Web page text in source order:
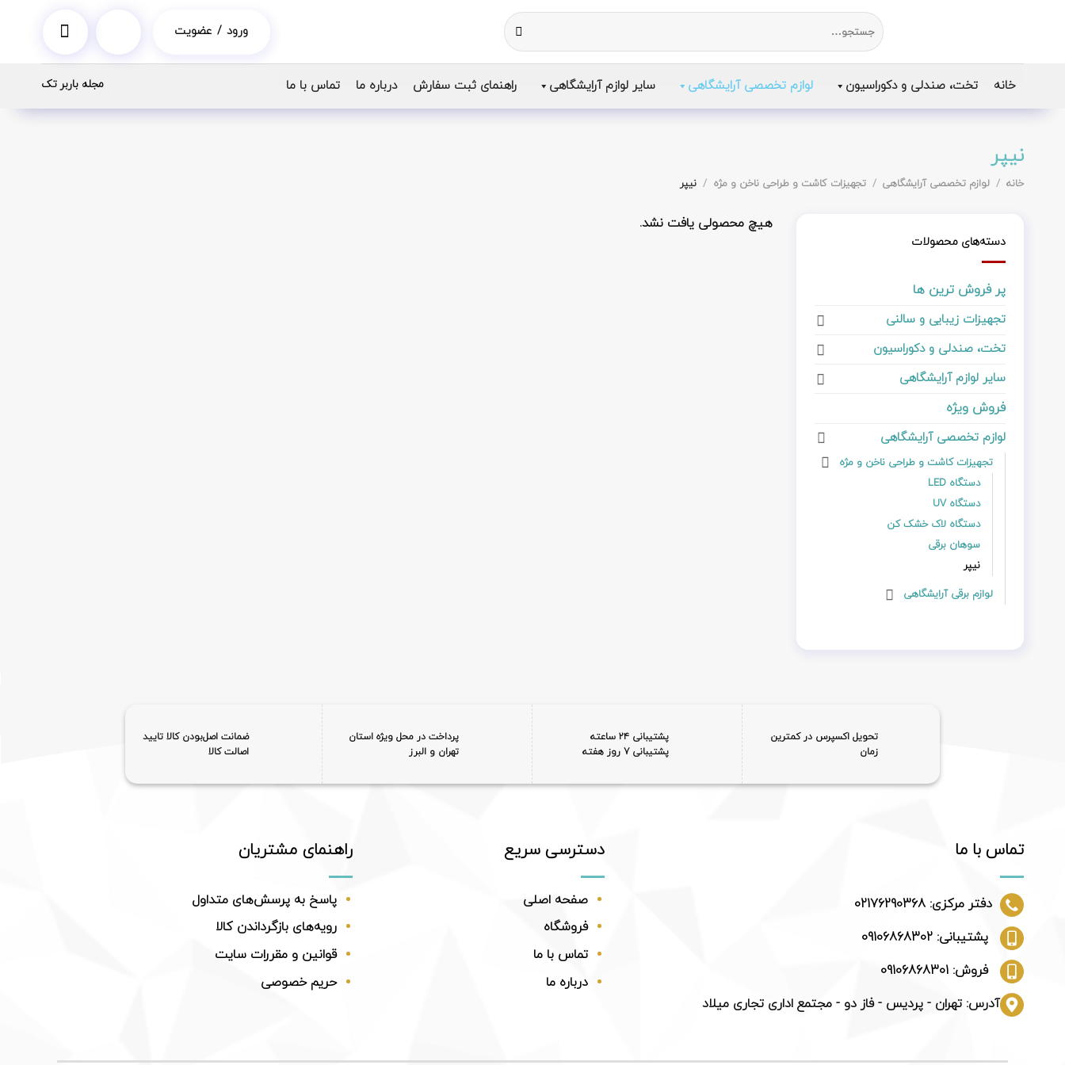
جستجو
برای:
ورود / عضویت
خانه تخت، صندلی و دکوراسیون لوازم تخصصی آرایشگاهی سایر لوازم آرایشگاهی راهنمای ثبت سفارش درباره ما تماس با ما مجله باربر تک
نیپر
خانه / لوازم تخصصی آرایشگاهی / تجهیزات کاشت و طراحی ناخن و مژه / نیپر
دسته‌های محصولات
پر فروش ترین ها
تجهیزات زیبایی و سالنی
تخت، صندلی و دکوراسیون
سایر لوازم آرایشگاهی
فروش ویژه
لوازم تخصصی آرایشگاهی
تجهیزات کاشت و طراحی ناخن و مژه
دستگاه LED
دستگاه UV
دستگاه لاک خشک کن
سوهان برقی
نیپر
لوازم برقی آرایشگاهی
هیچ محصولی یافت نشد.
تحویل اکسپرس در کمترین
زمان
پشتیبانی ۲۴ ساعته
پشتیبانی 7 روز هفته
پرداخت در محل ویژه استان
تهران و البرز
ضمانت اصل‌بودن کالا تایید
اصالت کالا
تماس با ما
دفتر مرکزی: 02176290368
پشتیبانی: 09106868302
فروش: 09106868301
آدرس: تهران - پردیس - فاز دو - مجتمع اداری تجاری میلاد
دسترسی سریع
صفحه اصلی
فروشگاه
تماس با ما
درباره ما
راهنمای مشتریان
پاسخ به پرسش‌های متداول
رویه‌های بازگرداندن کالا
قوانین و مقررات سایت
حریم خصوصی